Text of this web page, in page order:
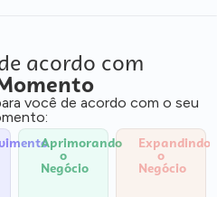
acordo com
você de acordo com o seu
Aprimorando
o
Negócio
Expandindo
o
Negócio